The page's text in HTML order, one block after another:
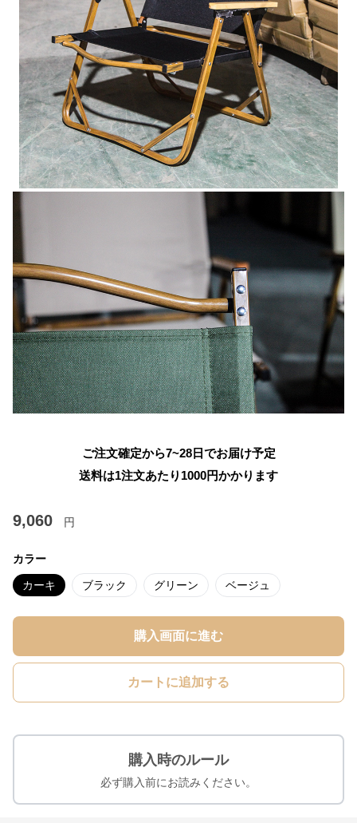
ご注文確定から7~28日でお届け予定
送料は1注文あたり 1000円かかります
9,060 円
カラー
カーキ ブラック グリーン ベージュ
購入画面に進む
カートに追加する
購入時のルール
必ず購入前にお読みください。